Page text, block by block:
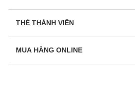
THẺ THÀNH VIÊN
MUA HÀNG ONLINE